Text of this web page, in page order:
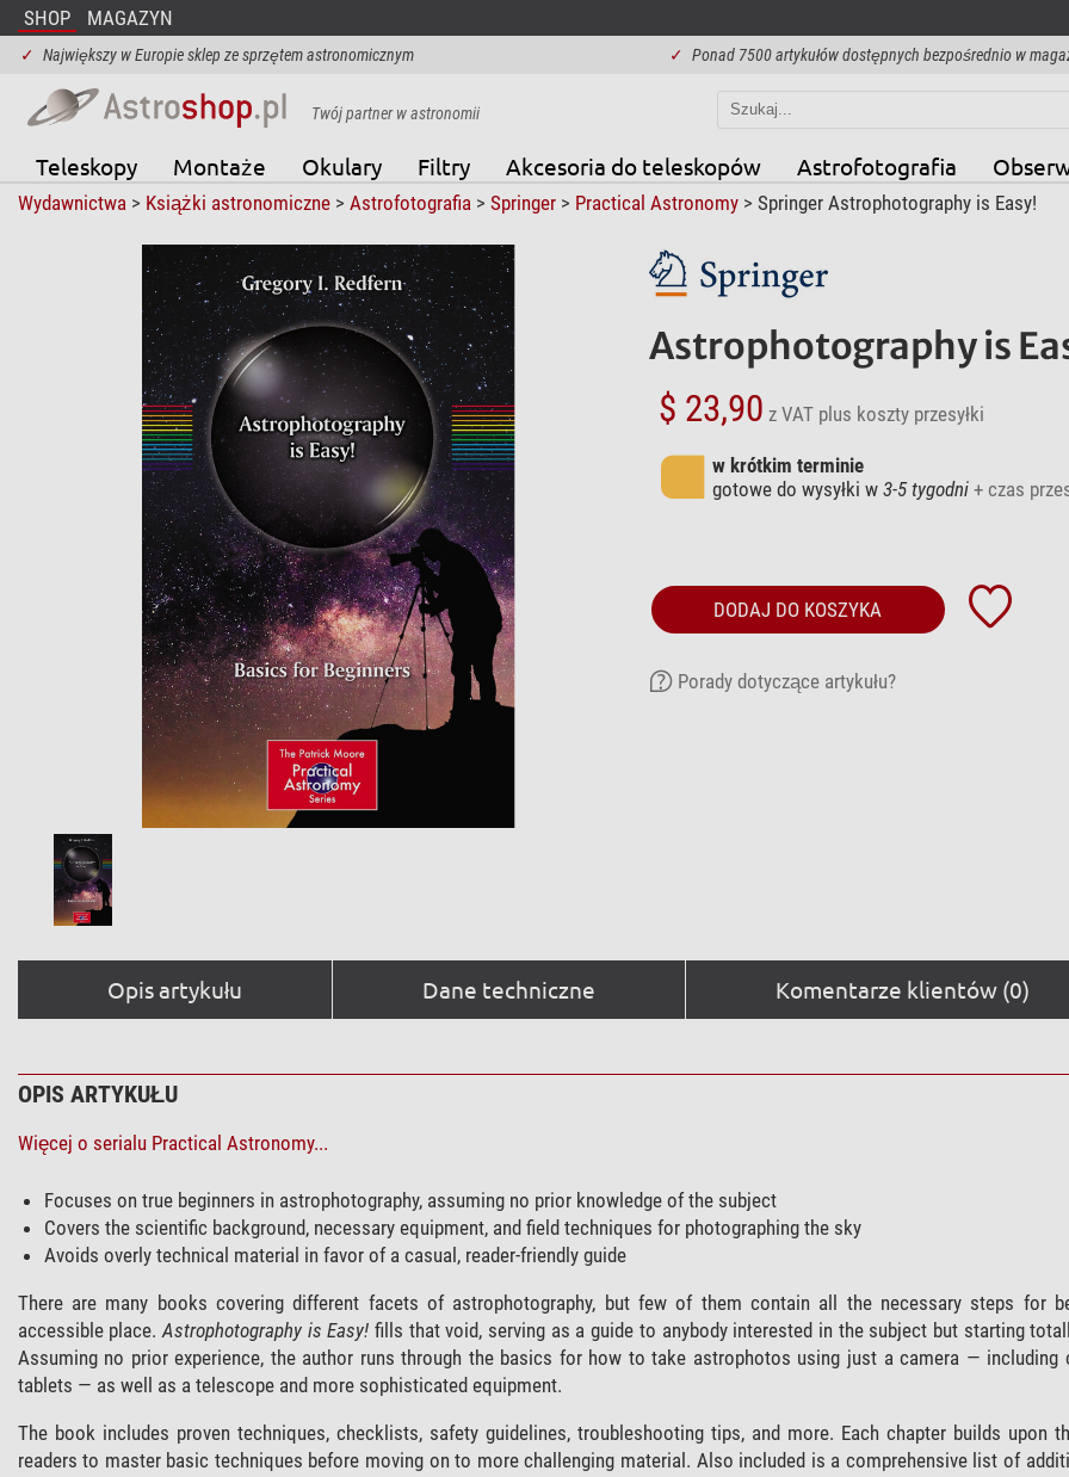
SHOP MAGAZYN
✓ Największy w Europie sklep ze sprzętem astronomicznym ✓ Ponad 7500 artykułów dostępnych bezpośrednio w
Twój partner w astronomii
Teleskopy Montaże Okulary Filtry Akcesoria do teleskopów Astrofotografia
Wydawnictwa > Książki astronomiczne> Astrofotografia > Springer> Practical Astronomy> Springer Astrophotography is Easy!
Astrophotography is
$ 23,90 z VAT plus koszty przesyłki
w krótkim terminie
gotowe do wysyłki w 3-5 tygodni + czas
DODAJ DO KOSZYKA
Porady dotyczące artykułu?
Opis artykułu Dane techniczne Komentarze klientów (0)
OPIS ARTYKUŁU
Więcej o serialu Practical Astronomy...
Focuses on true beginners in astrophotography, assuming no prior knowledge of the subject
Covers the scientific background, necessary equipment, and field techniques for photographing the sky
Avoids overly technical material in favor of a casual, reader-friendly guide
There are many books covering different facets of astrophotography, but few of them contain all the necessary steps for
accessible place. Astrophotography is Easy! fills that void, serving as a guide to anybody interested in the subject but starting
Assuming no prior experience, the author runs through the basics for how to take astrophotos using just a camera — including
tablets — as well as a telescope and more sophisticated equipment.
The book includes proven techniques, checklists, safety guidelines, troubleshooting tips, and more. Each chapter builds upon
readers to master basic techniques before moving on to more challenging material. Also included is a comprehensive list of